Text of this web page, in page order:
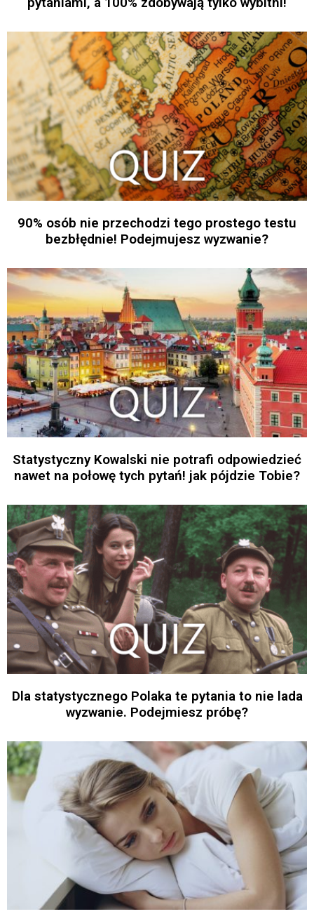
90% osób nie przechodzi tego prostego testu
bezbłędnie! Podejmujesz wyzwanie?
Statystyczny Kowalski nie potrafi odpowiedzieć
nawet na połowę tych pytań! jak pójdzie Tobie?
Dla statystycznego Polaka te pytania to nie lada
wyzwanie. Podejmiesz próbę?